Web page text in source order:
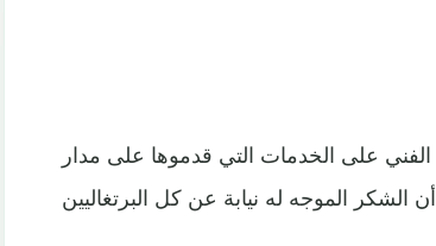
الفني على الخدمات التي قدموها على مدار